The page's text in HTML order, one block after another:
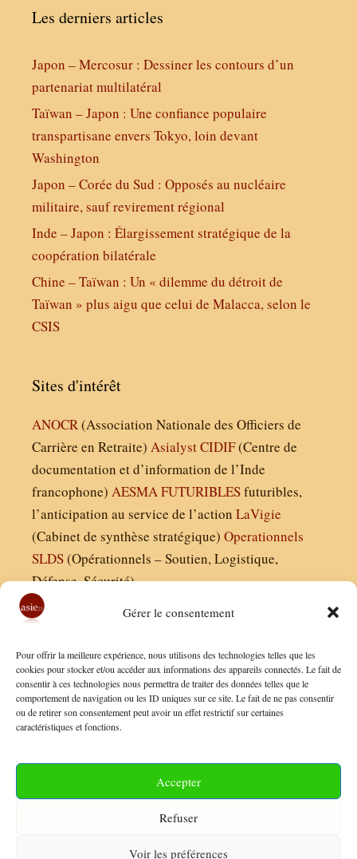
Gérer le consentement
Pour offrir la meilleure expérience, nous utilisons des technologies telles que les
cookies pour stocker et/ou accéder aux informations des appareils connectés. Le fait de
consentir à ces technologies nous permettra de traiter des données telles que le
comportement de navigation ou les ID uniques sur ce site. Le fait de ne pas consentir
ou de retirer son consentement peut avoir un effet restrictif sur certaines
caractéristiques et fonctions.
Accepter
Refuser
Voir les préférences
Les derniers articles
Japon – Mercosur : Dessiner les contours d’un
partenariat multilatéral
Taïwan – Japon : Une confiance populaire
transpartisane envers Tokyo, loin devant
Washington
Japon – Corée du Sud : Opposés au nucléaire
militaire, sauf revirement régional
Inde – Japon : Élargissement stratégique de la
coopération bilatérale
Chine – Taïwan : Un « dilemme du détroit de
Taïwan » plus aigu que celui de Malacca, selon le
CSIS
Sites d'intérêt
ANOCR(Association Nationale des Officiers de
Carrière en Retraite) AsialystCIDIF(Centre de
documentation et d’information de l’Inde
francophone) AESMAFUTURIBLESfuturibles,
l’anticipation au service de l’action LaVigie
(Cabinet de synthèse stratégique) Operationnels
SLDS(Opérationnels – Soutien, Logistique,
Défense, Sécurité)
Finaldées EURL
Siège social : 13 avenue Boudon, 75016, Paris
Nous contacter
Conditions Générales de Vente
Politique de Confidentialité